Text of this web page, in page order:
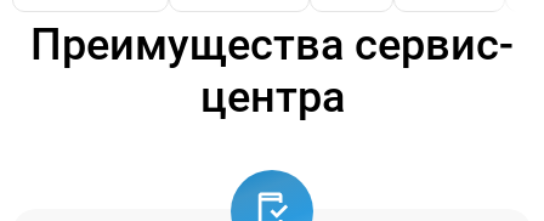
Преимущества сервис-
центра